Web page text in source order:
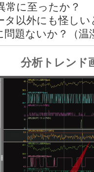
常に至ったか？
タ以外にも怪し
問題ないか？（温
分析トレンド